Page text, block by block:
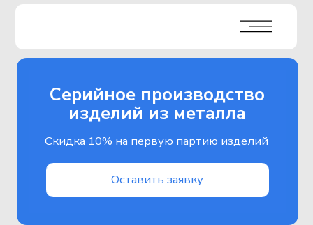
Скидка 10% на первую партию изделий